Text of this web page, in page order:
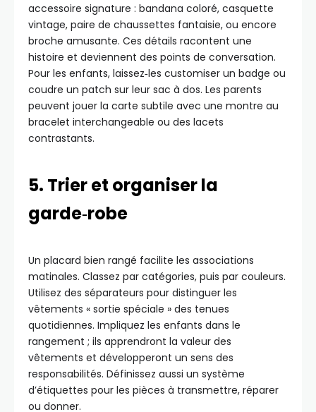
accessoire signature : bandana coloré, casquette
vintage, paire de chaussettes fantaisie, ou encore
broche amusante. Ces détails racontent une
histoire et deviennent des points de conversation.
Pour les enfants, laissez‑les customiser un badge ou
coudre un patch sur leur sac à dos. Les parents
peuvent jouer la carte subtile avec une montre au
bracelet interchangeable ou des lacets
contrastants.
5. Trier et organiser la
garde‑robe
Un placard bien rangé facilite les associations
matinales. Classez par catégories, puis par couleurs.
Utilisez des séparateurs pour distinguer les
vêtements « sortie spéciale » des tenues
quotidiennes. Impliquez les enfants dans le
rangement ; ils apprendront la valeur des
vêtements et développeront un sens des
responsabilités. Définissez aussi un système
d’étiquettes pour les pièces à transmettre, réparer
ou donner.